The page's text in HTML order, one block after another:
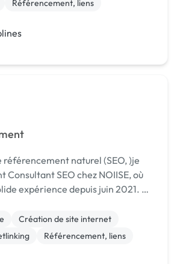
Référencement, liens
référencement naturel (SEO, )je
Consultant SEO chez NOIISE, où
expérience depuis juin 2021. En
des projets SEO on-...
Création de site internet
Référencement, liens